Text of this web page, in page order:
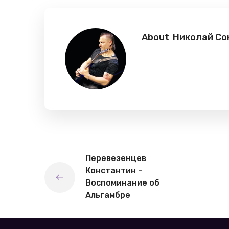
About Николай
Перевезенцев
Константин –
Воспоминание об
Альгамбре